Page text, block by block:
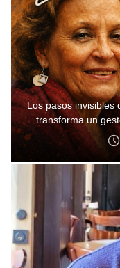
Los pasos invisibles
transforma un